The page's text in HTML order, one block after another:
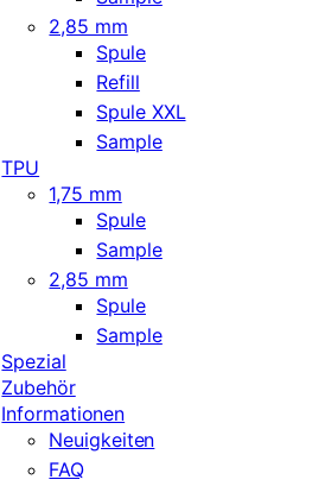
2,85 mm
Spule
Refill
Spule XXL
Sample
TPU
1,75 mm
Spule
Sample
2,85 mm
Spule
Sample
Spezial
Zubehör
Informationen
Neuigkeiten
FAQ